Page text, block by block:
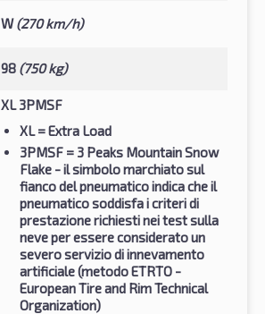
W(270 km/h)
98 (750 kg)
XL 3PMSF
XL = Extra Load
3PMSF = 3 Peaks Mountain Snow
Flake - il simbolo marchiato sul
fianco del pneumatico indica che il
pneumatico soddisfa i criteri di
prestazione richiesti nei test sulla
neve per essere considerato un
severo servizio di innevamento
artificiale (metodo ETRTO -
European Tire and Rim Technical
Organization)